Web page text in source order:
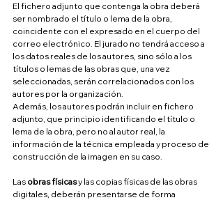
El fichero adjunto que contenga la obra deberá
ser nombrado el título o lema de la obra,
coincidente con el expresado en el cuerpo del
correo electrónico. El jurado no tendrá acceso a
los datos reales de los autores, sino sólo a los
títulos o lemas de las obras que, una vez
seleccionadas, serán correlacionados con los
autores por la organización.
Además, los autores podrán incluir en fichero
adjunto, que principio identificando el título o
lema de la obra, pero no al autor real, la
información de la técnica empleada y proceso de
construcción de la imagen en su caso.
Las obras físicas y las copias físicas de las obras
digitales, deberán presentarse de forma